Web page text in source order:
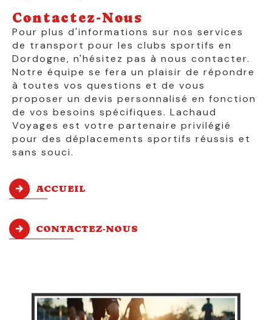
Contactez-Nous
Pour plus d'informations sur nos services
de transport pour les clubs sportifs en
Dordogne, n'hésitez pas à nous contacter.
Notre équipe se fera un plaisir de répondre
à toutes vos questions et de vous
proposer un devis personnalisé en fonction
de vos besoins spécifiques. Lachaud
Voyages est votre partenaire privilégié
pour des déplacements sportifs réussis et
sans souci.
ACCUEIL
CONTACTEZ-NOUS